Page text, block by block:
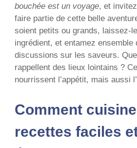
bouchée est un voyage, et
faire partie de cette belle
soient petits ou grands, laissez-
ingrédient, et entamez ensemble
discussions sur les saveurs.
rappellent des lieux lointains ?
nourrissent l’appétit, mais aussi
Comment
recettes faciles